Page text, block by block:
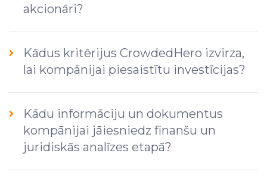
akcionāri?
Kādus kritērijus CrowdedHero izvirza,
lai kompānijai piesaistītu investīcijas?
Kādu informāciju un dokumentus
kompānijai jāiesniedz finanšu un
juridiskās analīzes etapā?